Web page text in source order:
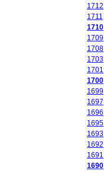
1712
1711
1710
1709
1708
1703
1701
1700
1699
1697
1696
1695
1693
1692
1691
1690